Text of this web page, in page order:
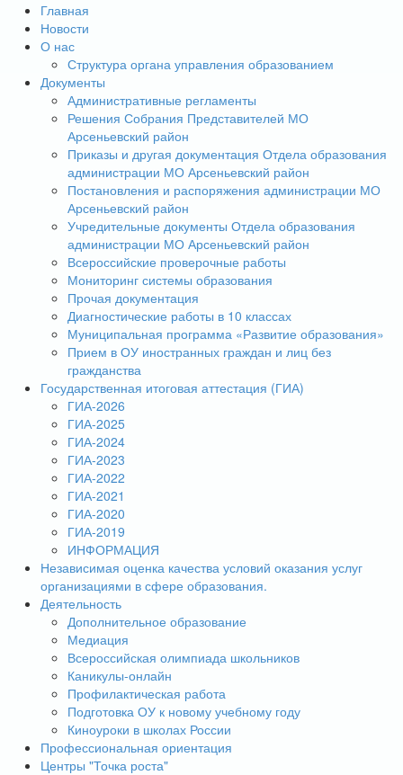
Главная
Новости
О нас
Структура органа управления образованием
Документы
Административные регламенты
Решения Собрания Представителей МО
Арсеньевский район
Приказы и другая документация Отдела образования
администрации МО Арсеньевский район
Постановления и распоряжения администрации МО
Арсеньевский район
Учредительные документы Отдела образования
администрации МО Арсеньевский район
Всероссийские проверочные работы
Мониторинг системы образования
Прочая документация
Диагностические работы в 10 классах
Муниципальная программа «Развитие образования»
Прием в ОУ иностранных граждан и лиц без
гражданства
Государственная итоговая аттестация (ГИА)
ГИА-2026
ГИА-2025
ГИА-2024
ГИА-2023
ГИА-2022
ГИА-2021
ГИА-2020
ГИА-2019
ИНФОРМАЦИЯ
Независимая оценка качества условий оказания услуг
организациями в сфере образования.
Деятельность
Дополнительное образование
Медиация
Всероссийская олимпиада школьников
Каникулы-онлайн
Профилактическая работа
Подготовка ОУ к новому учебному году
Киноуроки в школах России
Профессиональная ориентация
Центры "Точка роста"